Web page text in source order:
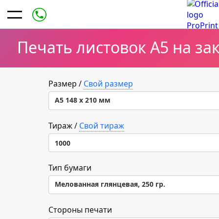
Печать листовок А5 на
Размер / Свой размер
А5 148 х 210 мм
А5 148 х 210 мм
А6 105 х 148 мм
А7 74 х 105 мм
Тираж/ Свой тираж
1000
1000
1500
2000
Тип бумаги
Мелованная глянцевая, 250 гр.
Мелованная глянцевая, 250 гр.
Стороны печати